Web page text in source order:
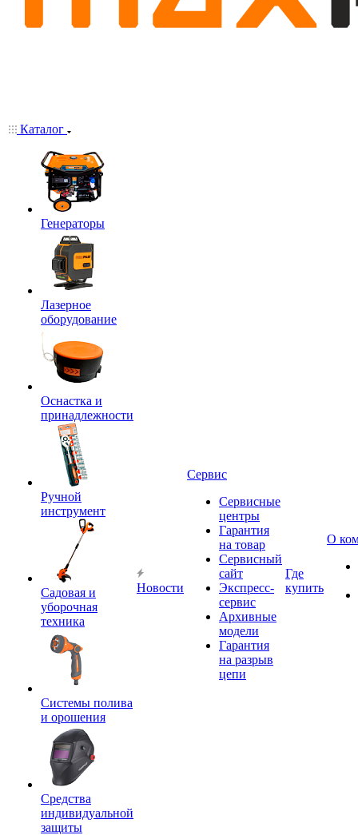
Каталог
Генераторы
Лазерное
оборудование
Оснастка и
принадлежности
Ручной
инструмент
Садовая и
уборочная
техника
Системы полива
и орошения
Средства
индивидуальной
защиты
Новости
Сервис
Сервисные
центры
Гарантия
на товар
Сервисный
сайт
Экспресс-
сервис
Архивные
модели
Гарантия
на разрыв
цепи
Где
купить
О